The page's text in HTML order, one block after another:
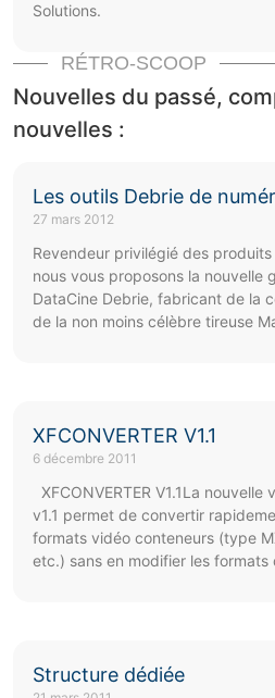
Solutions.
RÉTRO-SCOOP
Nouvelles du passé,
nouvelles :
Les outils Debrie de
27 mars 2012
Revendeur privilégié des
nous vous proposons la nouvelle
DataCine Debrie, fabricant de la
de la non moins célèbre tireuse
XFCONVERTER V1.1
6 décembre 2011
XFCONVERTER V1.1La
v1.1 permet de convertir
formats vidéo conteneurs (type
etc.) sans en modifier les formats
Structure dédiée